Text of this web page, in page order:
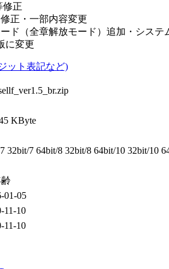
正
正・一部内容変更
ド（全章解放モード）追加・システ
に変更
ット表記など)
KByte
32bit/7 64bit/8 32bit/8 64bit/10 32bit/10
01-05
11-10
11-10